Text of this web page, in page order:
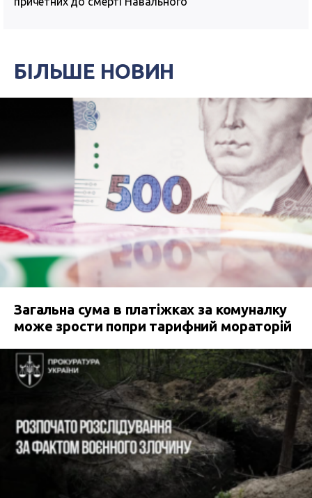
БІЛЬШЕ НОВИН
Загальна сума в платіжках за комуналку
може зрости попри тарифний мораторій